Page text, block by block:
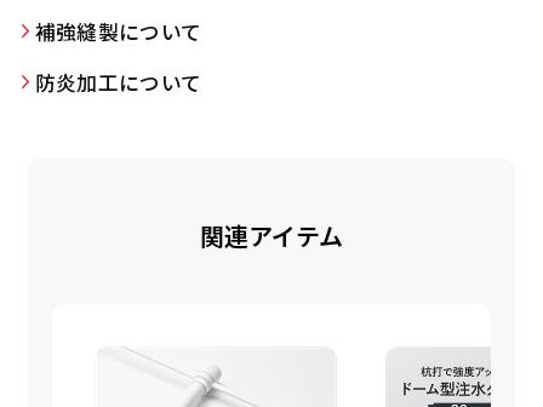
補強縫製について
防炎加工について
関連アイテム
Aバナーは三角の形状を利用することでA面B面2
種のデザインを楽しむことができます。前からも
後ろからもアピールができる両面対応のバナーで
お好みのサイズで縦幕・横幕の作成が可能です。
長辺が180cm以内、短辺が60cm以内であれば自
由なサイズを指定下さい！
レギュラーのれん
(180x50)